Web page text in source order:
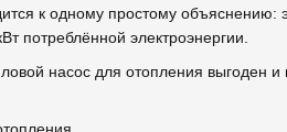
к одному простому объяснению:
потреблённой электроэнергии.
насос для отопления выгоден